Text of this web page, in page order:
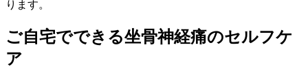
ります。
ご自宅でできる坐骨神経痛のセルフケ
ア